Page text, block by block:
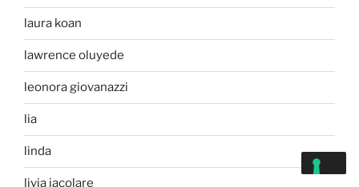
laura koan
lawrence oluyede
leonora giovanazzi
lia
linda
livia iacolare